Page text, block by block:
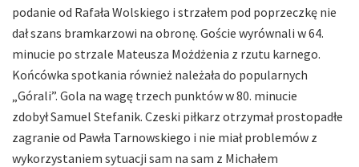
podanie od Rafała Wolskiego i strzałem pod poprzeczkę nie
dał szans bramkarzowi na obronę. Goście wyrównali w 64.
minucie po strzale Mateusza Możdżenia z rzutu karnego.
Końcówka spotkania również należała do popularnych
„Górali”. Gola na wagę trzech punktów w 80. minucie
zdobył Samuel Stefanik. Czeski piłkarz otrzymał prostopadłe
zagranie od Pawła Tarnowskiego i nie miał problemów z
wykorzystaniem sytuacji sam na sam z Michałem